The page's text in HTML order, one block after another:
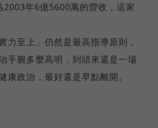
年6億5600萬的營收，這家
至上」仍然是最高指導原則，
手腕多麼高明，到頭來還是一場
政治，最好還是早點離開。